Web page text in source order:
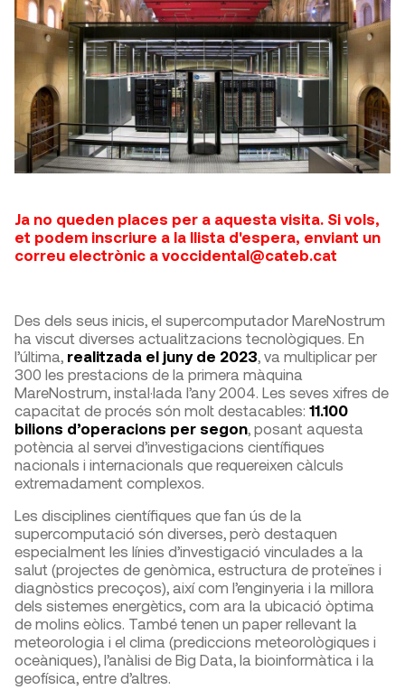
Ja no queden places per a aquesta visita. Si vols,
et podem inscriure a la llista d'espera, enviant un
correu electrònic a voccidental@cateb.cat
Des dels seus inicis, el supercomputador MareNostrum
ha viscut diverses actualitzacions tecnològiques. En
l’última, realitzada el juny de 2023 , va multiplicar per
300 les prestacions de la primera màquina
MareNostrum, instal·lada l’any 2004. Les seves xifres de
capacitat de procés són molt destacables: 11.100
bilions d’operacions per segon , posant aquesta
potència al servei d’investigacions científiques
nacionals i internacionals que requereixen càlculs
extremadament complexos.
Les disciplines científiques que fan ús de la
supercomputació són diverses, però destaquen
especialment les línies d’investigació vinculades a la
salut (projectes de genòmica, estructura de proteïnes i
diagnòstics precoços), així com l’enginyeria i la millora
dels sistemes energètics, com ara la ubicació òptima
de molins eòlics. També tenen un paper rellevant la
meteorologia i el clima (prediccions meteorològiques i
oceàniques), l’anàlisi de Big Data, la bioinformàtica i la
geofísica, entre d’altres.